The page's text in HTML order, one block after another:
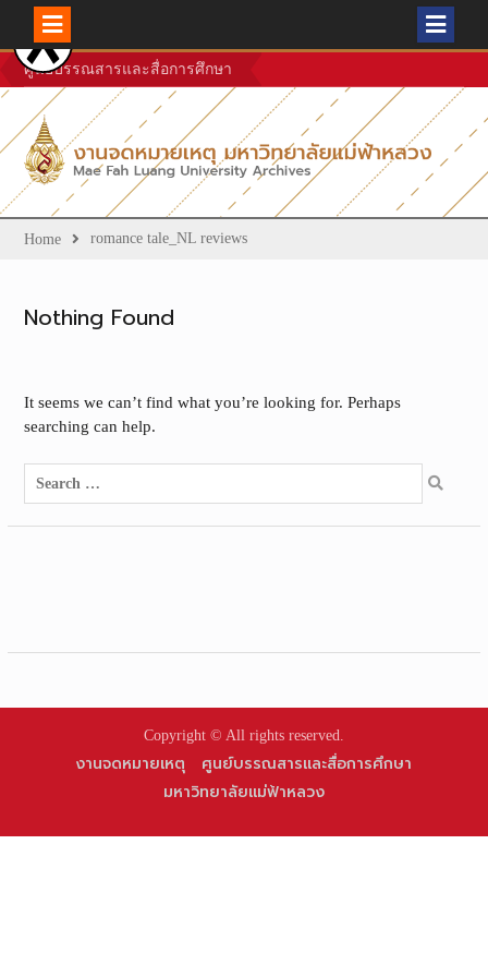
Skip
to
content
ศูนย์บรรณสารและสื่อการศึกษา
Home romance tale_NL reviews
Nothing Found
It seems we can’t find what you’re looking for. Perhaps
searching can help.
Search
for:
Copyright © All rights reserved.
งานจดหมายเหตุ
ศูนย์บรรณสารและสื่อการศึกษา
มหาวิทยาลัยแม่ฟ้าหลวง